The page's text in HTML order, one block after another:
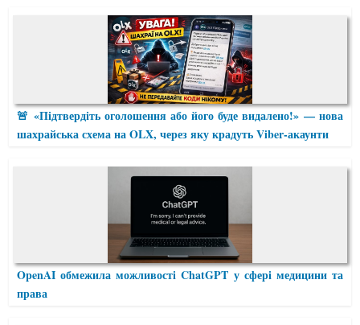
🚨 «Підтвердіть оголошення або його буде видалено!» — нова
шахрайська схема на OLX, через яку крадуть Viber-акаунти
OpenAI обмежила можливості ChatGPT у сфері медицини та
права